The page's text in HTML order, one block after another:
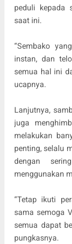
peduli kepada
saat ini.
“Sembako
instan, dan
semua hal ini
ucapnya.
Lanjutnya,
juga
melakukan
penting, selalu
dengan
menggunakan
“Tetap ikuti
sama semoga
semua dapat
pungkasnya.